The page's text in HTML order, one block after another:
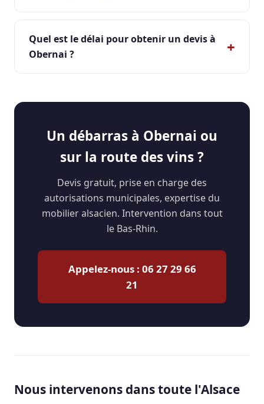
Quel est le délai pour obtenir un devis à
Obernai ?
Un débarras à Obernai ou
sur la route des vins ?
Devis gratuit, prise en charge des
autorisations municipales, expertise du
mobilier alsacien. Intervention dans tout
le Bas-Rhin.
Appelez-nous : 06 27 29 66
21
Nous intervenons dans toute l'Alsace